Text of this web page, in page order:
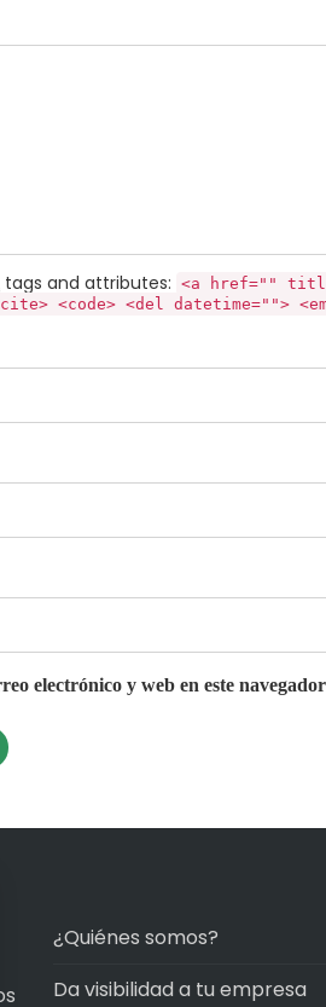
tags and attributes: <a href=""
<code> <del datetime="">
electrónico y web en este
¿Quiénes somos?
Da visibilidad a tu empresa